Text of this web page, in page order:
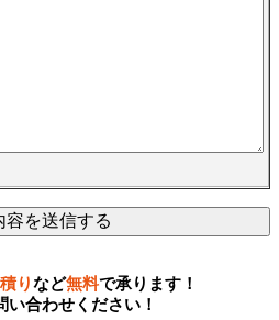
りなど無料で承ります！
い合わせください！